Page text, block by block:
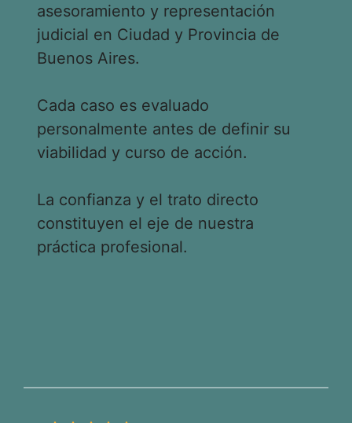
asesoramiento y representación
judicial en Ciudad y Provincia de
Buenos Aires.
Cada caso es evaluado
personalmente antes de definir su
viabilidad y curso de acción.
La confianza y el trato directo
constituyen el eje de nuestra
práctica profesional.